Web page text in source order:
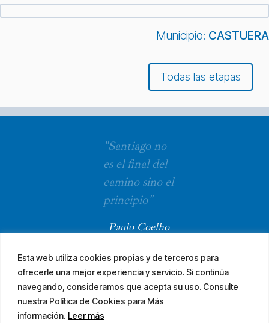
Esta web utiliza cookies propias y de terceros para
ofrecerle una mejor experiencia y servicio. Si continúa
navegando, consideramos que acepta su uso. Consulte
nuestra Política de Cookies para Más
información. Leer más
Municipio: CASTUERA
Todas las etapas
"Santiago no
es el final del
camino sino el
principio"
Paulo Coelho